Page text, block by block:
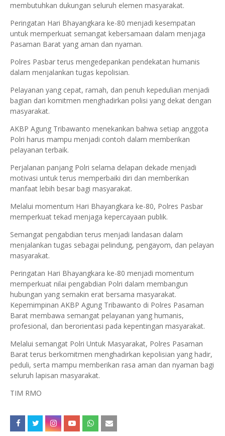
membutuhkan dukungan seluruh elemen masyarakat.
Peringatan Hari Bhayangkara ke-80 menjadi kesempatan
untuk memperkuat semangat kebersamaan dalam menjaga
Pasaman Barat yang aman dan nyaman.
Polres Pasbar terus mengedepankan pendekatan humanis
dalam menjalankan tugas kepolisian.
Pelayanan yang cepat, ramah, dan penuh kepedulian menjadi
bagian dari komitmen menghadirkan polisi yang dekat dengan
masyarakat.
AKBP Agung Tribawanto menekankan bahwa setiap anggota
Polri harus mampu menjadi contoh dalam memberikan
pelayanan terbaik.
Perjalanan panjang Polri selama delapan dekade menjadi
motivasi untuk terus memperbaiki diri dan memberikan
manfaat lebih besar bagi masyarakat.
Melalui momentum Hari Bhayangkara ke-80, Polres Pasbar
memperkuat tekad menjaga kepercayaan publik.
Semangat pengabdian terus menjadi landasan dalam
menjalankan tugas sebagai pelindung, pengayom, dan pelayan
masyarakat.
Peringatan Hari Bhayangkara ke-80 menjadi momentum
memperkuat nilai pengabdian Polri dalam membangun
hubungan yang semakin erat bersama masyarakat.
Kepemimpinan AKBP Agung Tribawanto di Polres Pasaman
Barat membawa semangat pelayanan yang humanis,
profesional, dan berorientasi pada kepentingan masyarakat.
Melalui semangat Polri Untuk Masyarakat, Polres Pasaman
Barat terus berkomitmen menghadirkan kepolisian yang hadir,
peduli, serta mampu memberikan rasa aman dan nyaman bagi
seluruh lapisan masyarakat.
TIM RMO